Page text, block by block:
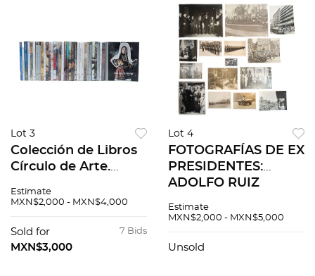
Lot 3
Colección de Libros
Círculo de Arte.
México: 1999, 2000.
con empaque
origianal. Pzs 34
Estimate
MXN$2,000 - MXN$4,000
7 Bids
Sold for
MXN$3,000
Lot 4
FOTOGRAFÍAS DE EX
PRESIDENTES:
ADOLFO RUIZ
DWIGHT
INAUGURACIÓN DE
Estimate
MXN$2,000 - MXN$5,000
Unsold